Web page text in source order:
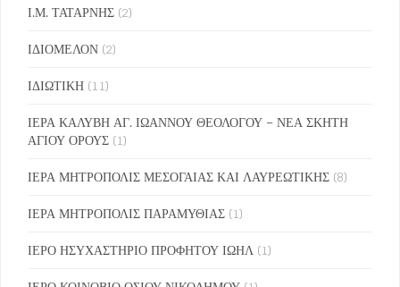
Ι.Μ. ΤΑΤΑΡΝΗΣ (2)
ΙΔΙΟΜΕΛΟΝ (2)
ΙΔΙΩΤΙΚΗ (11)
ΙΕΡΑ ΚΑΛΥΒΗ ΑΓ. ΙΩΑΝΝΟΥ ΘΕΟΛΟΓΟΥ – ΝΕΑ ΣΚΗΤΗ
ΑΓΙΟΥ ΟΡΟΥΣ (1)
ΙΕΡΑ ΜΗΤΡΟΠΟΛΙΣ ΜΕΣΟΓΑΙΑΣ ΚΑΙ ΛΑΥΡΕΩΤΙΚΗΣ (8)
ΙΕΡΑ ΜΗΤΡΟΠΟΛΙΣ ΠΑΡΑΜΥΘΙΑΣ (1)
ΙΕΡΟ ΗΣΥΧΑΣΤΗΡΙΟ ΠΡΟΦΗΤΟΥ ΙΩΗΛ (1)